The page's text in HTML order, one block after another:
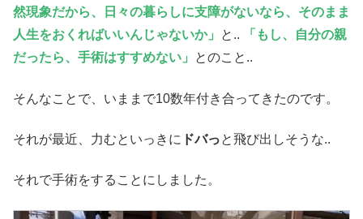
然現象だから、日々の暮らしに支障がないなら、そのまま
人生をおくればいいんじゃないか」
と..
「もし、自分の親
だったら、手術はすすめない」
とのこと..
そんなことで、いままで10数年付き合ってきたのです。
それが最近、力むといっきに ドバっと飛び出しそうな..
それで手術をすることにしました。